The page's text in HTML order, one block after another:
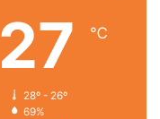
27 ℃
28º - 26º
69%